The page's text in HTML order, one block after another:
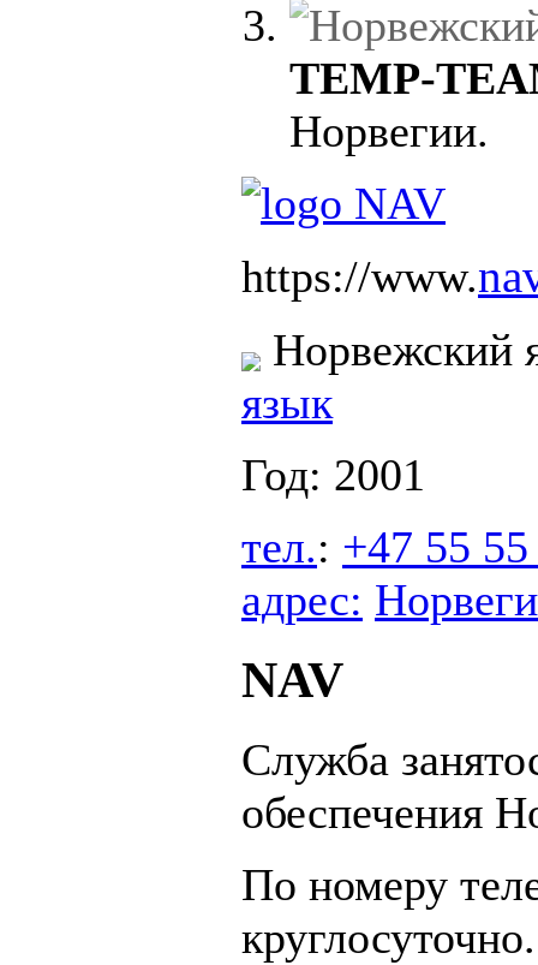
TEMP-
Норвегии.
https://www.
Норвежский
язык
Год: 2001
тел.: +47 55
адрес:
NAV
Служба
обеспечения
По номеру
круглосуточно.